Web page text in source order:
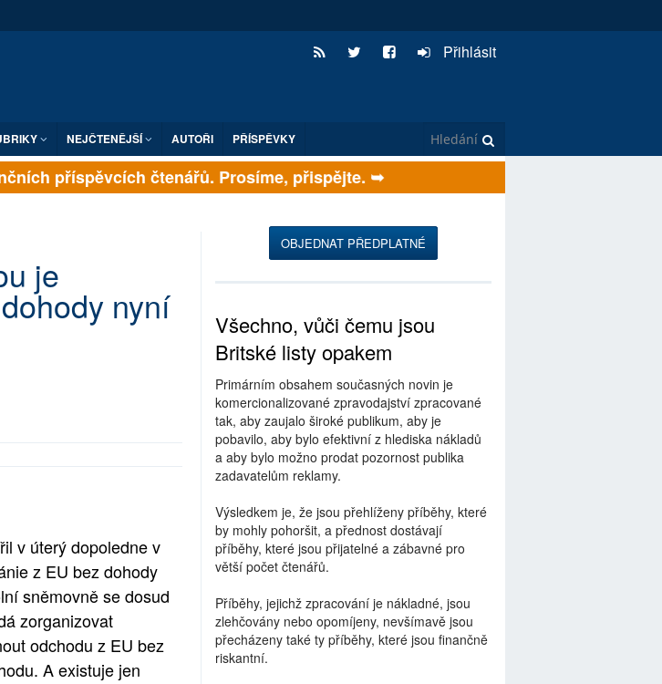
Přihlásit
NEJČTENĚJŠÍ AUTOŘI PŘÍSPĚVKY
příspěvcích čtenářů. Prosíme, přispějte. ➥
je
nyní
v úterý dopoledne v
z EU bez dohody
sněmovně se dosud
zorganizovat
odchodu z EU bez
A existuje jen
OBJEDNAT PŘEDPLATNÉ
Všechno, vůči čemu jsou
Britské listy opakem
Primárním obsahem současných novin je
komercionalizované zpravodajství zpracované
tak, aby zaujalo široké publikum, aby je
pobavilo, aby bylo efektivní z hlediska nákladů
a aby bylo možno prodat pozornost publika
zadavatelům reklamy.
Výsledkem je, že jsou přehlíženy příběhy, které
by mohly pohoršit, a přednost dostávají
příběhy, které jsou přijatelné a zábavné pro
větší počet čtenářů.
Příběhy, jejichž zpracování je nákladné, jsou
zlehčovány nebo opomíjeny, nevšímavě jsou
přecházeny také ty příběhy, které jsou finančně
riskantní.